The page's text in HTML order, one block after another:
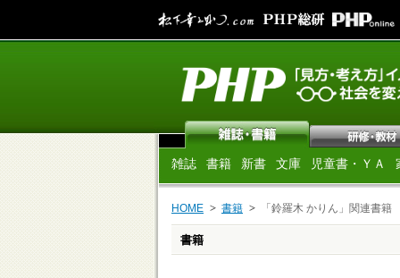
雑誌 書籍 新書 文庫 児童書・ＹＡ
HOME 書籍 「鈴羅木 かりん」関連書籍
書籍